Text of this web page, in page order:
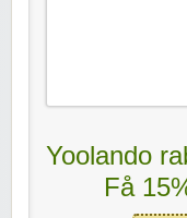
Yoolando
Få